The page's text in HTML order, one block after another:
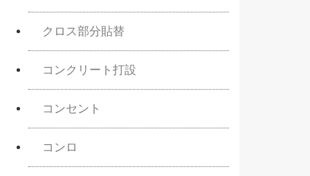
クロス部分貼替
コンクリート打設
コンセント
コンロ